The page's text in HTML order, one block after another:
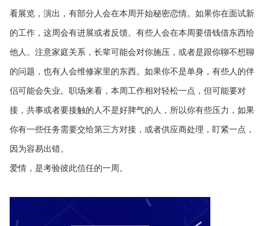
看展览，演出，有部分人会在本周开始秘密恋情。如果你在面试新
的工作，这周会有进展或者反馈。有些人会在本周要借钱借东西给
他人。注意家庭关系，长辈可能会对你施压，或者是跟你聊不想聊
的问题，也有人会维修家里的东西。如果你不是单身，有些人的伴
侣可能会失业。职场来看，本周工作相对轻松一点，但可能要对
接，共事或者要接触的人不是好脾气的人，所以你有些压力，如果
你有一些任务需要交给第三方对接，或者供应商处理，盯紧一点，
因为容易出错。
爱情，是考验彼此信任的一周。